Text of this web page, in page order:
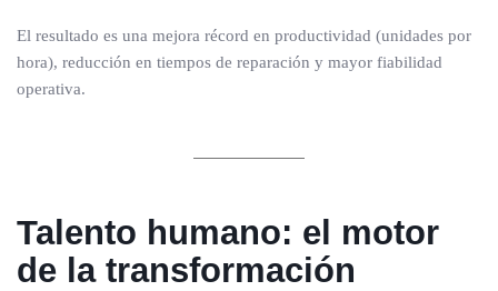
El resultado es una mejora récord en productividad (unidades por
hora), reducción en tiempos de reparación y mayor fiabilidad
operativa.
Talento humano: el motor
de la transformación